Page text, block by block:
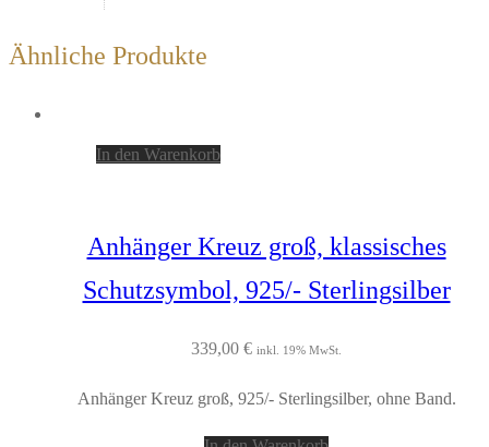
Ähnliche Produkte
In den Warenkorb
Anhänger Kreuz groß, klassisches
Schutzsymbol, 925/- Sterlingsilber
339,00 € inkl. 19% MwSt.
Anhänger Kreuz groß, 925/- Sterlingsilber, ohne Band.